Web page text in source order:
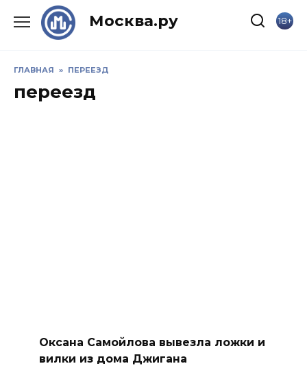
Москва.ру 18+
ГЛАВНАЯ » ПЕРЕЕЗД
переезд
Оксана Самойлова вывезла ложки и
вилки из дома Джигана